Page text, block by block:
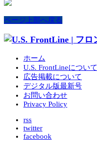
ページ上部へ戻る
ホーム
U.S. FrontLineについて
広告掲載について
デジタル版最新号
お問い合わせ
Privacy Policy
rss
twitter
facebook